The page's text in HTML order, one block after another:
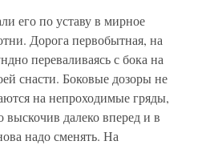
его по уставу в мирное
Дорога первобытная, на
переваливаясь с бока на
снасти. Боковые дозоры не
на непроходимые гряды,
далеко вперед и в
надо сменять. На